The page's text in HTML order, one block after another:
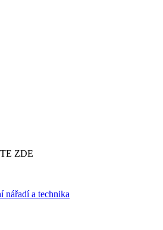
ZDE
nářadí a technika